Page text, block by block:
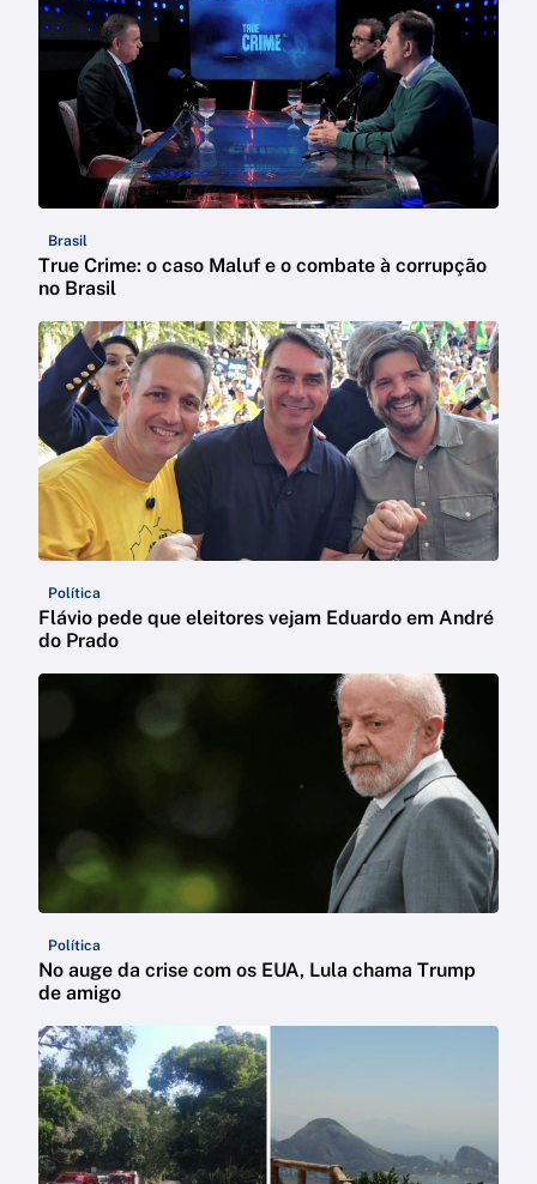
Brasil
True Crime: o caso Maluf e o combate à corrupção
no Brasil
Política
Flávio pede que eleitores vejam Eduardo em André
do Prado
Política
No auge da crise com os EUA, Lula chama Trump
de amigo